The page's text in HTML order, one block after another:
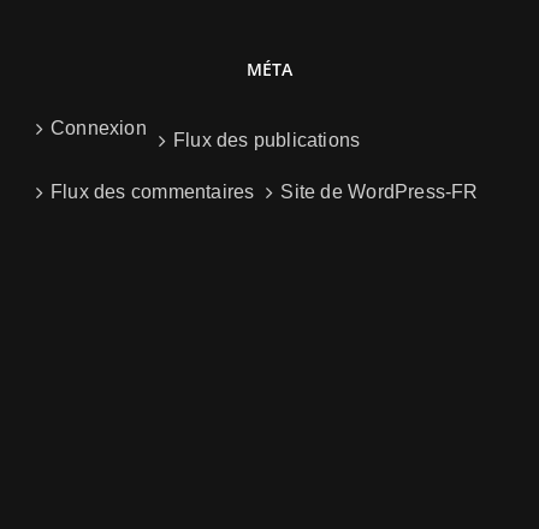
MÉTA
Connexion
Flux des publications
Flux des commentaires Site de WordPress-FR